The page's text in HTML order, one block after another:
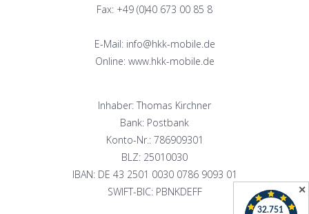
Fax: +49 (0)40 673 00 85 8
E-Mail: info@hkk-mobile.de
Online: www.hkk-mobile.de
Inhaber: Thomas Kirchner
Bank: Postbank
Konto-Nr.: 786909301
BLZ: 25010030
IBAN: DE 43 2501 0030 0786 9093 01
SWIFT-BIC: PBNKDEFF
✕